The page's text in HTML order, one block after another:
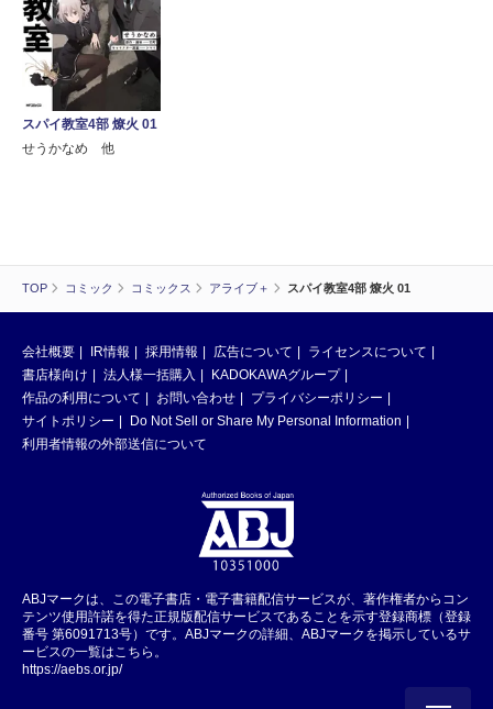
TOP コミック コミックス アライブ＋ スパイ教室4部 燎火 01
スパイ教室4部 燎火 01
せうかなめ 他
会社概要 IR情報 採用情報 広告について
ライセンスについて
書店様向け
法人様一括購入
KADOKAWAグループ
作品の利用について
お問い合わせ
プライバシーポリシー
サイトポリシー
Do Not Sell or Share My Personal Information
利用者情報の外部送信について
ABJマークは、この電子書店・電子書籍配信サービスが、著作権者からコン
テンツ使用許諾を得た正規版配信サービスであることを示す登録商標（登録
番号 第6091713号）です。ABJマークの詳細、ABJマークを掲示しているサ
ービスの一覧はこちら。
https://aebs.or.jp/